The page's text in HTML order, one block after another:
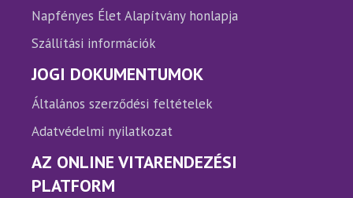
Napfényes Élet Alapítvány honlapja
Szállítási információk
JOGI DOKUMENTUMOK
Általános szerződési feltételek
Adatvédelmi nyilatkozat
AZ ONLINE VITARENDEZÉSI
PLATFORM